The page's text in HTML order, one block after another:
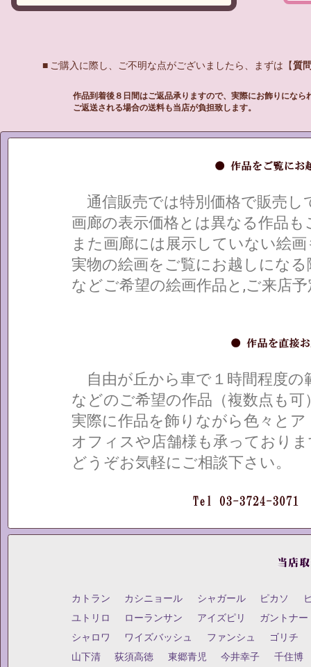
■ ご購入に際し、ご不明な点がございましたら、まずは【質
作品到着後８日間はご返品承りますので、実際にお飾りになら
ご返送される場合の送料も当店が負担致します。
通信販売では特別価格で販売し
画廊の表示価格とは異なる作品
また画廊には展示していない絵
実物の絵画をご覧にお越しにな
などご希望の絵画作品と,ご来店
自由が丘から車で１時間程度の
などのご希望の作品（複数点も可
実際に作品を飾りながら色々と
オフィスや店舗様も承っており
どうぞお気軽にご相談下さい。
カトラン カシニョール シャガール ピカソ
ユトリロ
ローランサン アイズピリ
ガントナー
シャロワ
ワイズバッシュ ファンシュ
ゴリチ
山下清
荻須高徳 東郷青児 今井幸子 千住博